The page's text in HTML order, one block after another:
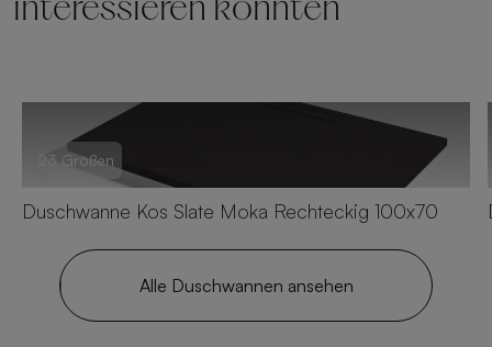
interessieren könnten
23 Größen
Duschwanne Kos Slate Moka Rechteckig 100x70
Alle Duschwannen ansehen